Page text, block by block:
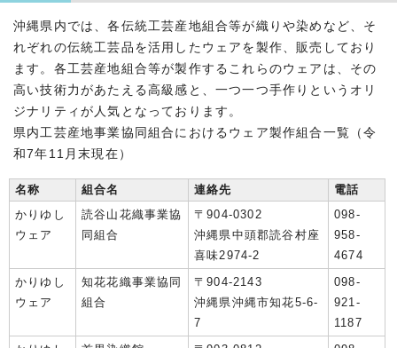
沖縄県内では、各伝統工芸産地組合等が織りや染めなど、そ
れぞれの伝統工芸品を活用したウェアを製作、販売しており
ます。各工芸産地組合等が製作するこれらのウェアは、その
高い技術力があたえる高級感と、一つ一つ手作りというオリ
ジナリティが人気となっております。
県内工芸産地事業協同組合におけるウェア製作組合一覧（令
和7年11月末現在）
名称 組合名 連絡先
電話
かりゆし
ウェア
読谷山花織事業協
同組合
〒904-0302
沖縄県中頭郡読谷村座
喜味2974-2
098-
958-
4674
かりゆし
ウェア
知花花織事業協同
組合
〒904-2143
沖縄県沖縄市知花5-6-
7
098-
921-
1187